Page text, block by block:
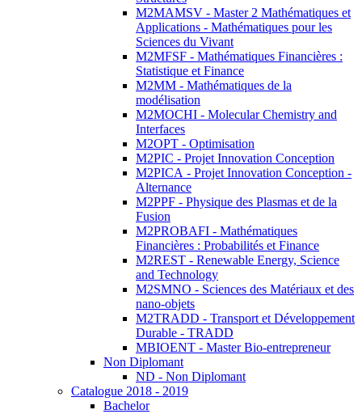
M2MAMSV - Master 2 Mathématiques et
Applications - Mathématiques pour les
Sciences du Vivant
M2MFSF - Mathématiques Financières :
Statistique et Finance
M2MM - Mathématiques de la
modélisation
M2MOCHI - Molecular Chemistry and
Interfaces
M2OPT - Optimisation
M2PIC - Projet Innovation Conception
M2PICA - Projet Innovation Conception -
Alternance
M2PPF - Physique des Plasmas et de la
Fusion
M2PROBAFI - Mathématiques
Financières : Probabilités et Finance
M2REST - Renewable Energy, Science
and Technology
M2SMNO - Sciences des Matériaux et des
nano-objets
M2TRADD - Transport et Développement
Durable - TRADD
MBIOENT - Master Bio-entrepreneur
Non Diplomant
ND - Non Diplomant
Catalogue 2018 - 2019
Bachelor